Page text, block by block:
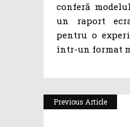
conferă
un raport
pentru o
într-un format
Previous Article